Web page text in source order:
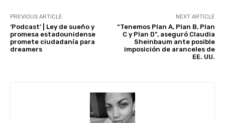
PREVIOUS ARTICLE
‘Podcast’ | Ley de sueño y
promesa estadounidense
promete ciudadanía para
dreamers
NEXT ARTICLE
“Tenemos Plan A, Plan B, Plan
C y Plan D”, aseguró Claudia
Sheinbaum ante posible
imposición de aranceles de
EE. UU.